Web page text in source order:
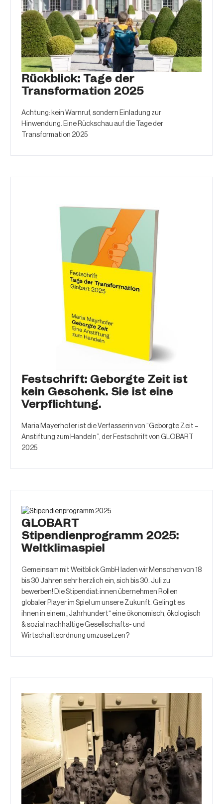
Rückblick: Tage der
Transformation 2025
Achtung: kein Warnruf, sondern Einladung zur
Hinwendung. Eine Rückschau auf die Tage der
Transformation 2025
Festschrift: Geborgte Zeit ist
kein Geschenk. Sie ist eine
Verpflichtung.
Maria Mayerhofer ist die Verfasserin von “Geborgte Zeit –
Anstiftung zum Handeln”, der Festschrift von GLOBART
2025
GLOBART
Stipendienprogramm 2025:
Weltklimaspiel
Gemeinsam mit Weitblick GmbH laden wir Menschen von 18
bis 30 Jahren sehr herzlich ein, sich bis 30. Juli zu
bewerben! Die Stipendiat:innen übernehmen Rollen
globaler Player im Spiel um unsere Zukunft. Gelingt es
ihnen in einem „Jahrhundert“ eine ökonomisch, ökologisch
& sozial nachhaltige Gesellschafts- und
Wirtschaftsordnung umzusetzen?